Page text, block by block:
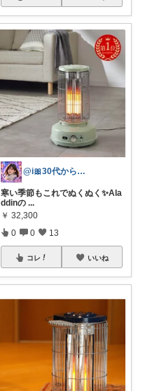
@i🎀30代からの美肌ケア･メイク情報
寒い季節もこれでぬくぬく✨Ala
ddinの ...
￥ 32,300
0 0 13
コレ いいね